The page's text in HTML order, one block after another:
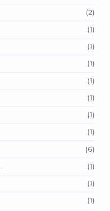
(2)
(1)
(1)
(1)
(1)
(1)
(1)
(1)
(6)
(1)
(1)
(1)